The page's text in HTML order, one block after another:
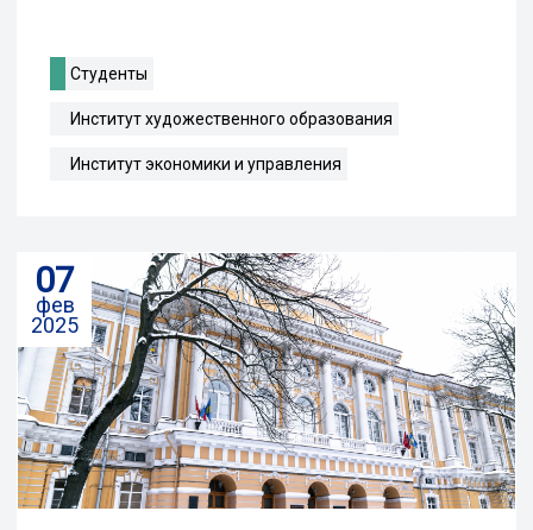
Студенты
Институт художественного образования
Институт экономики и управления
07
фев
2025